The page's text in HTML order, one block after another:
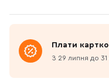
Плати
З 29 липня до